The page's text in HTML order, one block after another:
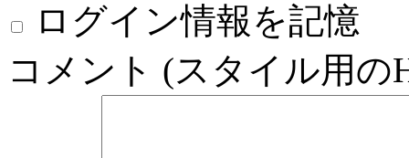
ログイン情報を記憶
コメント (スタイル用